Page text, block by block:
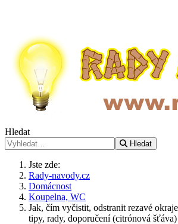
Hledat
Hledat
Jste zde:
Rady-navody.cz
Domácnost
Koupelna, WC
Jak, čím vyčistit, odstranit rezavé
tipy, rady, doporučení (citrónová šťáva)